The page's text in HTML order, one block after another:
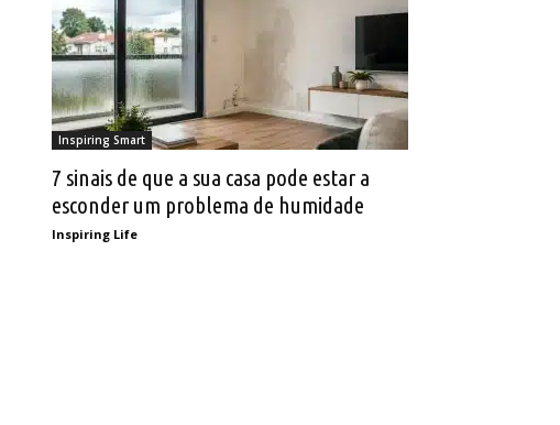
Inspiring Smart
7 sinais de que a sua casa pode estar a
esconder um problema de humidade
Inspiring Life